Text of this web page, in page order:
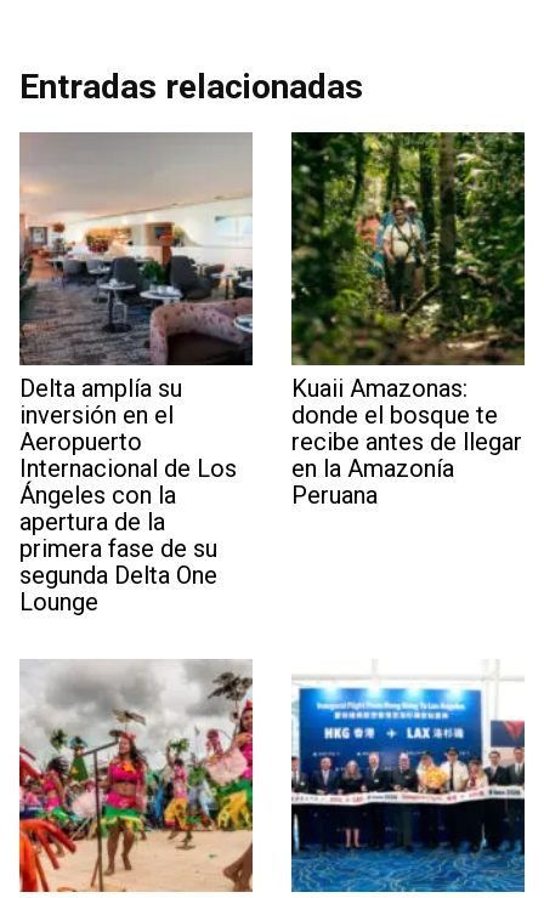
Entradas relacionadas
Delta amplía su
inversión en el
Aeropuerto
Internacional de Los
Ángeles con la
apertura de la
primera fase de su
segunda Delta One
Lounge
Kuaii Amazonas:
donde el bosque te
recibe antes de llegar
en la Amazonía
Peruana